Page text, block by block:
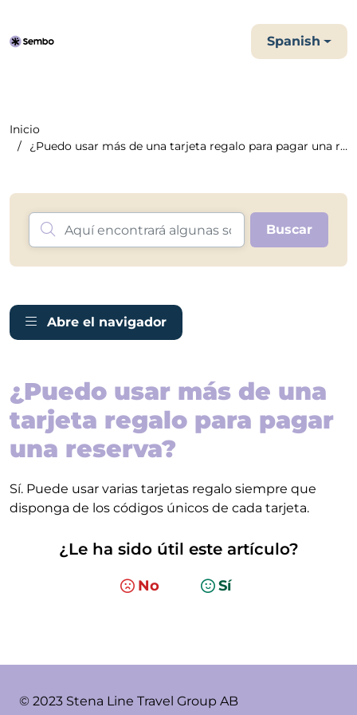
Spanish
Inicio
¿Puedo usar más de una tarjeta regalo para pagar una rese...
Abre el navigador
¿Puedo usar más de una
tarjeta regalo para pagar
una reserva?
Sí. Puede usar varias tarjetas regalo siempre que
disponga de los códigos únicos de cada tarjeta.
¿Le ha sido útil este artículo?
No Sí
© 2023 Stena Line Travel Group AB